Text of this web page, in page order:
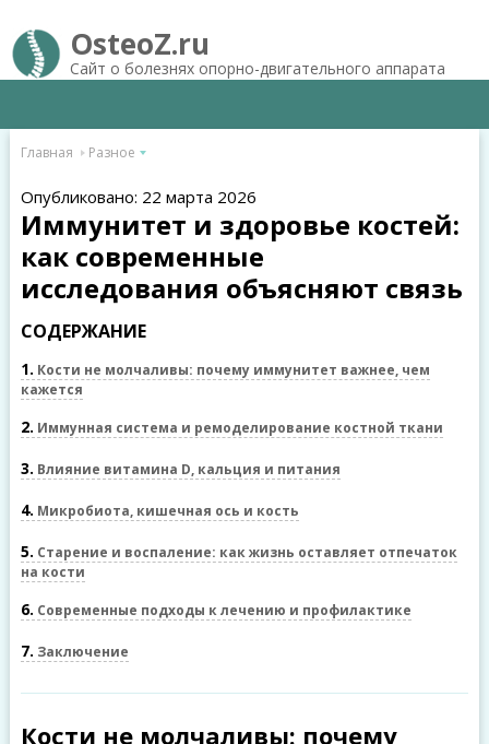
OsteoZ.ru
Сайт о болезнях опорно-двигательного аппарата
Главная Разное
Опубликовано: 22 марта 2026
Иммунитет и здоровье костей:
как современные
исследования объясняют связь
СОДЕРЖАНИЕ
1 Кости не молчаливы: почему иммунитет важнее, чем
кажется
2 Иммунная система и ремоделирование костной ткани
3 Влияние витамина D, кальция и питания
4 Микробиота, кишечная ось и кость
5 Старение и воспаление: как жизнь оставляет отпечаток
на кости
6 Современные подходы к лечению и профилактике
7 Заключение
Кости не молчаливы: почему